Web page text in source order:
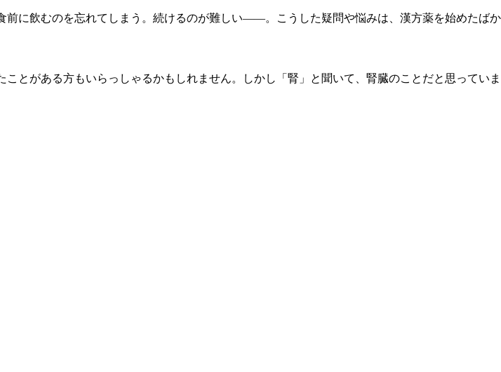
に飲むのを忘れてしまう。続けるのが難しい——。こうした疑問や悩みは、漢方薬を始めたばか
とがある方もいらっしゃるかもしれません。しかし「腎」と聞いて、腎臓のことだと思っていま